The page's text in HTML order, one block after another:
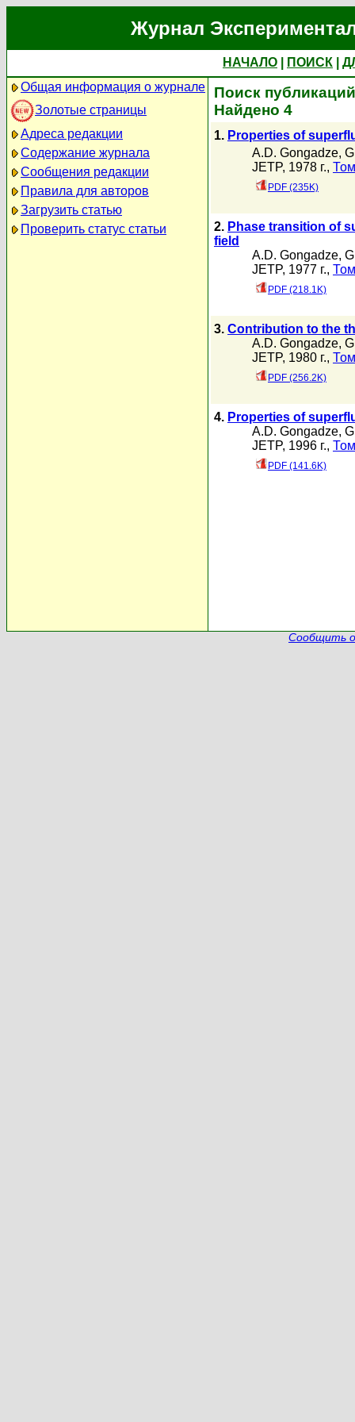
Журнал
НАЧАЛО ПОИСК
Общая информация о журнале
Золотые страницы
Адреса редакции
Содержание журнала
Сообщения редакции
Правила для авторов
Загрузить статью
Проверить статус статьи
Поиск
Найдено 4
1. Properties of
A.D. Gongadze,
JETP, 1978 г.,
PDF (235K)
2. Phase transition of
field
A.D. Gongadze,
JETP, 1977 г.,
PDF (218.1K)
3. Contribution to the
A.D. Gongadze,
JETP, 1980 г.,
PDF (256.2K)
4. Properties of
A.D. Gongadze,
JETP, 1996 г.,
PDF (141.6K)
Сообщить о